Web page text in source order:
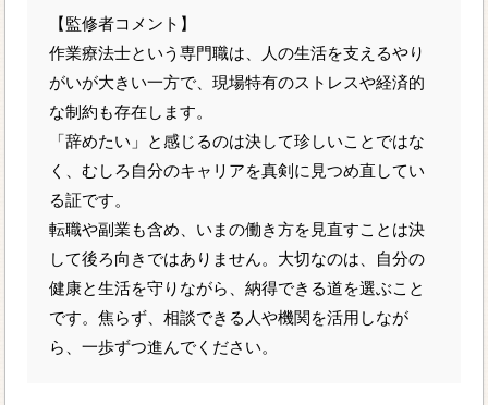
【監修者コメント】
作業療法士という専門職は、人の生活を支えるやり
がいが大きい一方で、現場特有のストレスや経済的
な制約も存在します。
「辞めたい」と感じるのは決して珍しいことではな
く、むしろ自分のキャリアを真剣に見つめ直してい
る証です。
転職や副業も含め、いまの働き方を見直すことは決
して後ろ向きではありません。大切なのは、自分の
健康と生活を守りながら、納得できる道を選ぶこと
です。焦らず、相談できる人や機関を活用しなが
ら、一歩ずつ進んでください。